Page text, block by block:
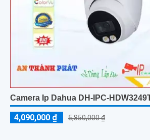
Camera Ip Dahua DH-IPC-
4,090,000 ₫ 5,850,000 ₫